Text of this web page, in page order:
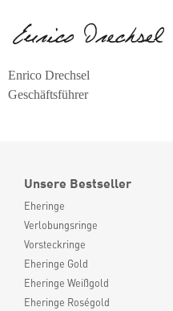
Enrico Drechsel
Geschäftsführer
Unsere Bestseller
Eheringe
Verlobungsringe
Vorsteckringe
Eheringe Gold
Eheringe Weißgold
Eheringe Roségold